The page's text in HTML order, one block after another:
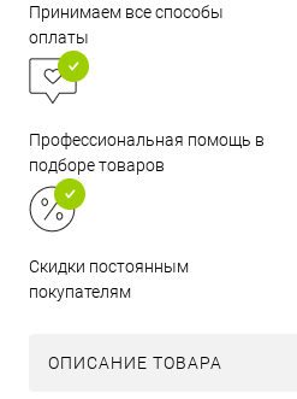
Принимаем все способы
оплаты
Профессиональная помощь в
подборе товаров
Скидки постоянным
покупателям
ОПИСАНИЕ ТОВАРА